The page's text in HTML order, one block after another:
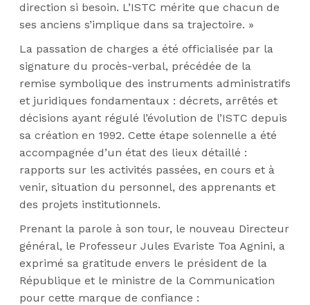
direction si besoin. L’ISTC mérite que chacun de
ses anciens s’implique dans sa trajectoire. »
La passation de charges a été officialisée par la
signature du procès-verbal, précédée de la
remise symbolique des instruments administratifs
et juridiques fondamentaux : décrets, arrêtés et
décisions ayant régulé l’évolution de l’ISTC depuis
sa création en 1992. Cette étape solennelle a été
accompagnée d’un état des lieux détaillé :
rapports sur les activités passées, en cours et à
venir, situation du personnel, des apprenants et
des projets institutionnels.
Prenant la parole à son tour, le nouveau Directeur
général, le Professeur Jules Evariste Toa Agnini, a
exprimé sa gratitude envers le président de la
République et le ministre de la Communication
pour cette marque de confiance :